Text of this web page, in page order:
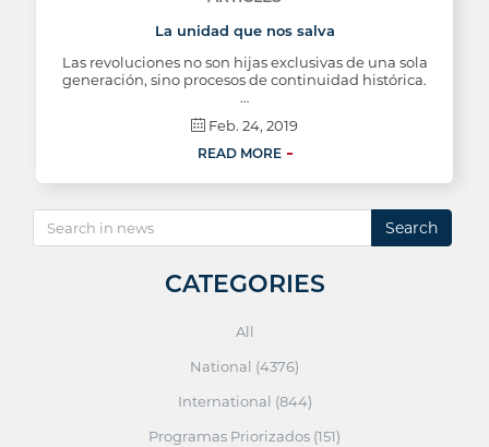
La unidad que nos salva
Las revoluciones no son hijas exclusivas de una sola
generación, sino procesos de continuidad histórica.
…
Feb. 24, 2019
READ MORE
Search
CATEGORIES
All
National (4376)
International (844)
Programas Priorizados (151)